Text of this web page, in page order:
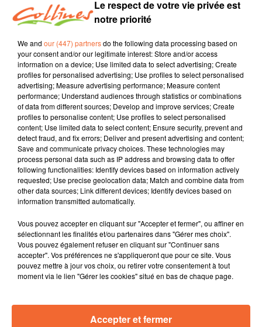
coup de coeur cinéma
4 septembre 2024 - 2 min 11 sec
LA NUIT SE TRAÎNE
David Puaud
Coup de coeur cinéma
Chaque mercredi, dans notre Actu Ciné à 17h15,
Morgan Rassinoux, programmateur au Fauteuil
Rouge à Bressuire, vous propose son coup de
coeur.
0:00 2 min 11 sec
Le respect de votre vie privée est
notre priorité
We and our (447) partnersdo the following data processing based on
your consent and/or our legitimate interest: Store and/or access
information on a device; Use limited data to select advertising; Create
profiles for personalised advertising; Use profiles to select personalised
advertising; Measure advertising performance; Measure content
performance; Understand audiences through statistics or combinations
of data from different sources; Develop and improve services; Create
profiles to personalise content; Use profiles to select personalised
content; Use limited data to select content; Ensure security, prevent and
detect fraud, and fix errors; Deliver and present advertising and content;
Save and communicate privacy choices. These technologies may
process personal data such as IP address and browsing data to offer
following functionalities: Identify devices based on information actively
requested; Use precise geolocation data; Match and combine data from
other data sources; Link different devices; Identify devices based on
information transmitted automatically.
Vous pouvez accepter en cliquant sur "Accepter et fermer", ou affiner en
sélectionnant les finalités et/ou partenaires dans "Gérer mes choix".
Vous pouvez également refuser en cliquant sur "Continuer sans
accepter". Vos préférences ne s'appliqueront que pour ce site. Vous
pouvez mettre à jour vos choix, ou retirer votre consentement à tout
moment via le lien "Gérer les cookies" situé en bas de chaque page.
Accepter et fermer